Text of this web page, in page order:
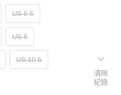
US 5.5
US 8
US 10.5
清除
紀錄